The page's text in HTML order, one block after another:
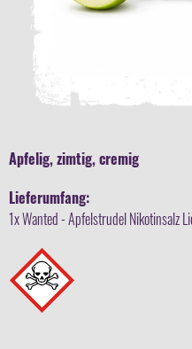
Apfelig, zimtig, cremig
Lieferumfang:
1x Wanted - Apfelstrudel Nikotinsalz